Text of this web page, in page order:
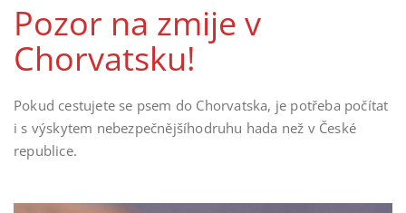
Pozor na zmije v
Chorvatsku!
Pokud cestujete se psem do Chorvatska, je potřeba počítat
i s výskytem nebezpečnějšíhodruhu hada než v České
republice.